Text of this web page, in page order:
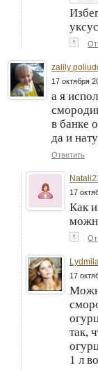
↑
zalily
17 октября
а я
в банке
да и
Ответить
17
Как
↑
17
так,
1 л